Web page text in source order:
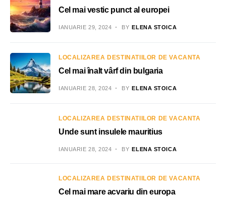
Cel mai vestic punct al europei
IANUARIE 29, 2024 BY ELENA STOICA
LOCALIZAREA DESTINATIILOR DE VACANTA
Cel mai înalt vârf din bulgaria
IANUARIE 28, 2024 BY ELENA STOICA
LOCALIZAREA DESTINATIILOR DE VACANTA
Unde sunt insulele mauritius
IANUARIE 28, 2024 BY ELENA STOICA
LOCALIZAREA DESTINATIILOR DE VACANTA
Cel mai mare acvariu din europa